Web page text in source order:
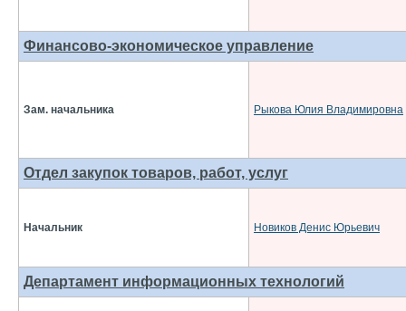
Финансово-экономическое управление
Зам. начальника Рыкова Юлия Владимировна
Отдел закупок товаров, работ, услуг
Начальник Новиков Денис Юрьевич
Департамент информационных технологий